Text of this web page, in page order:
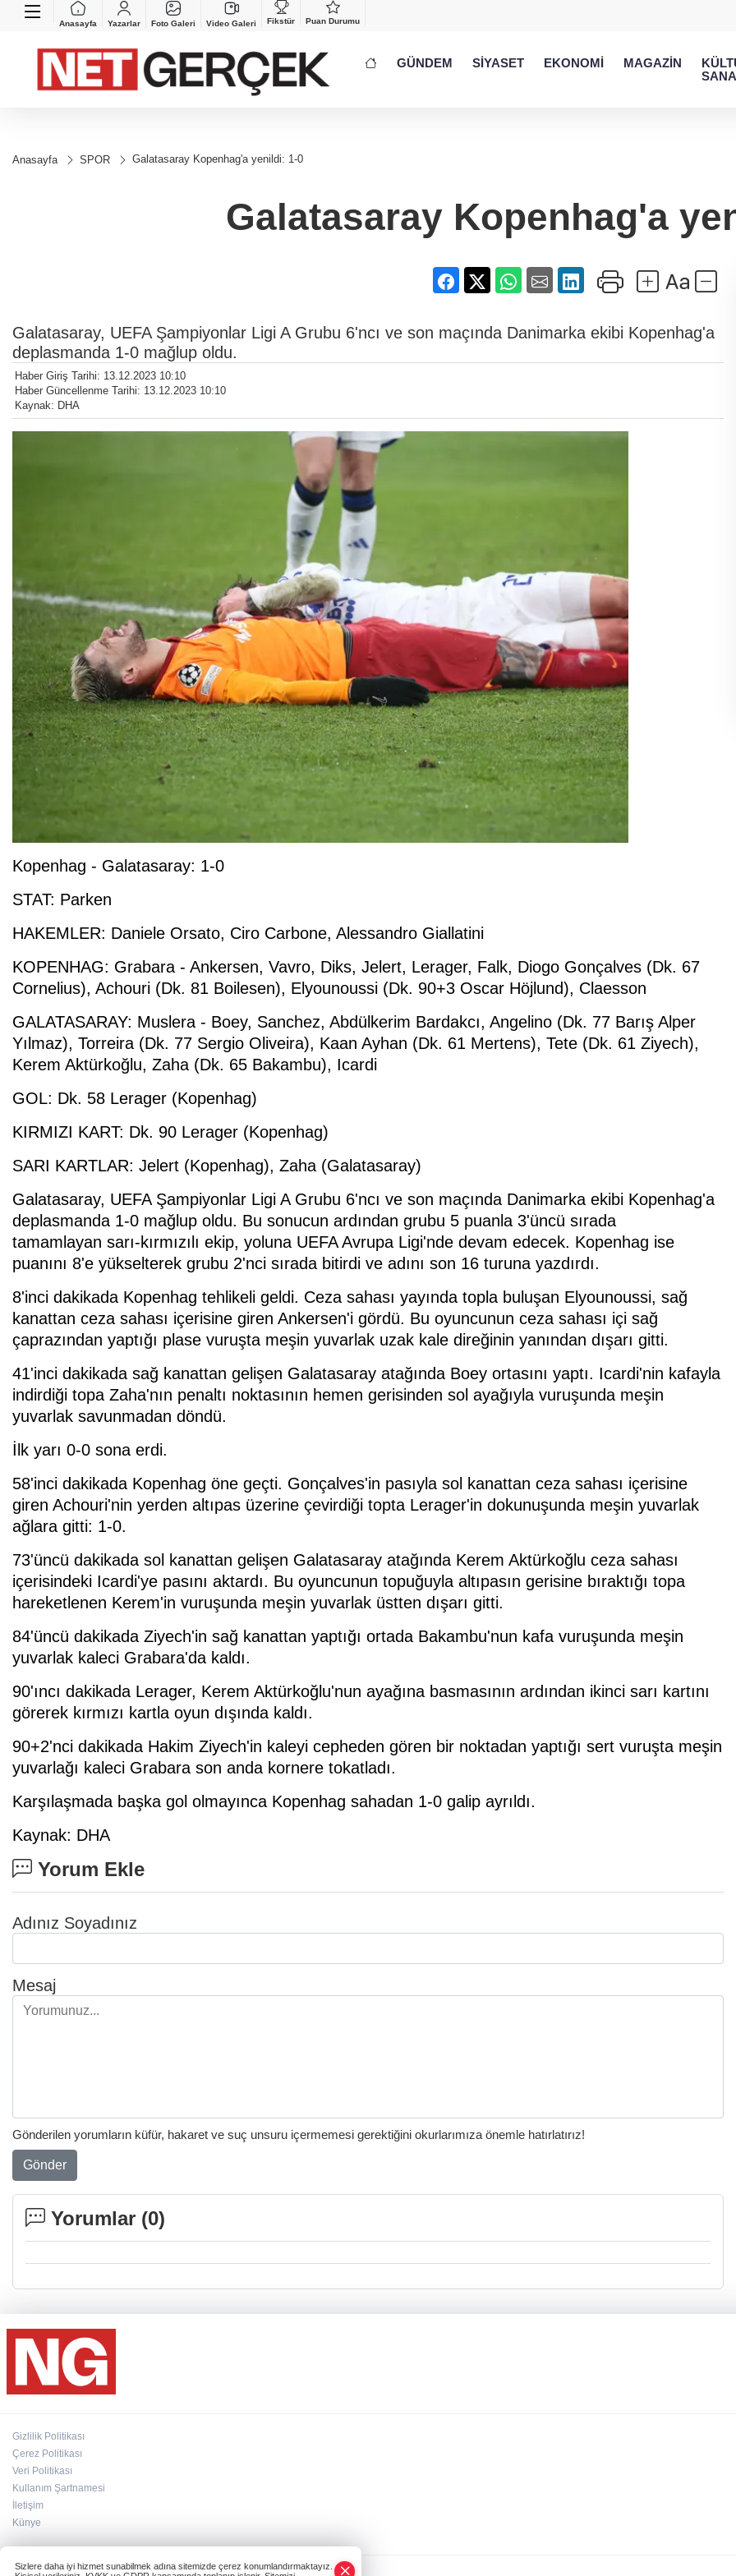
Anasayfa Yazarlar Foto Galeri Video Galeri Fikstür Puan Durumu
GÜNDEM SİYASET EKONOMİ MAGAZİN
Anasayfa SPOR Galatasaray Kopenhag'a yenildi: 1-0
Galatasaray Kopenhag'a
Galatasaray, UEFA Şampiyonlar Ligi A Grubu 6'ncı ve son maçında Danimarka ekibi Kopenhag'a
deplasmanda 1-0 mağlup oldu.
Haber Giriş Tarihi: 13.12.2023 10:10
Haber Güncellenme Tarihi: 13.12.2023 10:10
Kaynak: DHA
Kopenhag - Galatasaray: 1-0
STAT: Parken
HAKEMLER: Daniele Orsato, Ciro Carbone, Alessandro Giallatini
KOPENHAG: Grabara - Ankersen, Vavro, Diks, Jelert, Lerager, Falk, Diogo Gonçalves (Dk. 67
Cornelius), Achouri (Dk. 81 Boilesen), Elyounoussi (Dk. 90+3 Oscar Höjlund), Claesson
GALATASARAY: Muslera - Boey, Sanchez, Abdülkerim Bardakcı, Angelino (Dk. 77 Barış Alper
Yılmaz), Torreira (Dk. 77 Sergio Oliveira), Kaan Ayhan (Dk. 61 Mertens), Tete (Dk. 61 Ziyech),
Kerem Aktürkoğlu, Zaha (Dk. 65 Bakambu), Icardi
GOL: Dk. 58 Lerager (Kopenhag)
KIRMIZI KART: Dk. 90 Lerager (Kopenhag)
SARI KARTLAR: Jelert (Kopenhag), Zaha (Galatasaray)
Galatasaray, UEFA Şampiyonlar Ligi A Grubu 6'ncı ve son maçında Danimarka ekibi Kopenhag'a
deplasmanda 1-0 mağlup oldu. Bu sonucun ardından grubu 5 puanla 3'üncü sırada
tamamlayan sarı-kırmızılı ekip, yoluna UEFA Avrupa Ligi'nde devam edecek. Kopenhag ise
puanını 8'e yükselterek grubu 2'nci sırada bitirdi ve adını son 16 turuna yazdırdı.
8'inci dakikada Kopenhag tehlikeli geldi. Ceza sahası yayında topla buluşan Elyounoussi, sağ
kanattan ceza sahası içerisine giren Ankersen'i gördü. Bu oyuncunun ceza sahası içi sağ
çaprazından yaptığı plase vuruşta meşin yuvarlak uzak kale direğinin yanından dışarı gitti.
41'inci dakikada sağ kanattan gelişen Galatasaray atağında Boey ortasını yaptı. Icardi'nin kafayla
indirdiği topa Zaha'nın penaltı noktasının hemen gerisinden sol ayağıyla vuruşunda meşin
yuvarlak savunmadan döndü.
İlk yarı 0-0 sona erdi.
58'inci dakikada Kopenhag öne geçti. Gonçalves'in pasıyla sol kanattan ceza sahası içerisine
giren Achouri'nin yerden altıpas üzerine çevirdiği topta Lerager'in dokunuşunda meşin yuvarlak
ağlara gitti: 1-0.
73'üncü dakikada sol kanattan gelişen Galatasaray atağında Kerem Aktürkoğlu ceza sahası
içerisindeki Icardi'ye pasını aktardı. Bu oyuncunun topuğuyla altıpasın gerisine bıraktığı topa
hareketlenen Kerem'in vuruşunda meşin yuvarlak üstten dışarı gitti.
84'üncü dakikada Ziyech'in sağ kanattan yaptığı ortada Bakambu'nun kafa vuruşunda meşin
yuvarlak kaleci Grabara'da kaldı.
90'ıncı dakikada Lerager, Kerem Aktürkoğlu'nun ayağına basmasının ardından ikinci sarı kartını
görerek kırmızı kartla oyun dışında kaldı.
90+2'nci dakikada Hakim Ziyech'in kaleyi cepheden gören bir noktadan yaptığı sert vuruşta meşin
yuvarlağı kaleci Grabara son anda kornere tokatladı.
Karşılaşmada başka gol olmayınca Kopenhag sahadan 1-0 galip ayrıldı.
Kaynak: DHA
Yorum Ekle
Adınız Soyadınız
Mesaj
Gönderilen yorumların küfür, hakaret ve suç unsuru içermemesi gerektiğini okurlarımıza önemle hatırlatırız!
Gönder
Yorumlar (0)
Gizlilik Politikası
Çerez Politikası
Veri Politikası
Kullanım Şartnamesi
İletişim
Künye
Sizlere daha iyi hizmet sunabilmek adına sitemizde çerez konumlandırmaktayız.